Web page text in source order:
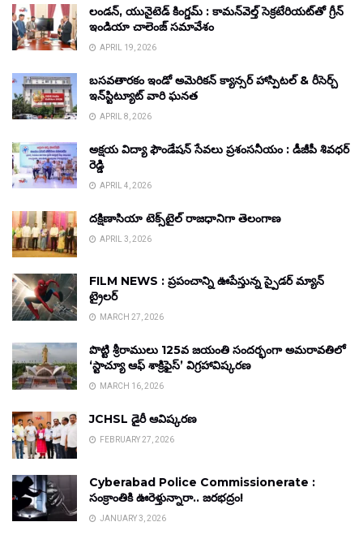
లండన్, యునైటెడ్ కింగ్డమ్ : కామన్‌వెల్త్ సెక్రటేరియట్‌తో గ్రీన్
ఇండియా చాలెంజ్ సమావేశం
APRIL 19, 2026
బసవతారకం ఇండో అమెరికన్ క్యాన్సర్ హాస్పిటల్ & రీసెర్చ్
ఇన్‌స్టిట్యూట్ వారి ఘనత
APRIL 8, 2026
అక్షయ విద్యా ఫౌండేషన్ సేవలు ప్రశంసనీయం : డీజీపీ శివధర్
రెడ్డి
APRIL 4, 2026
దక్షిణాసియా టెక్స్‌టైల్ రాజధానిగా తెలంగాణ
APRIL 3, 2026
FILM NEWS : ప్రపంచాన్ని ఊపేస్తున్న స్పైడర్ మ్యాన్
ట్రైలర్
MARCH 27, 2026
పొట్టి శ్రీరాములు 125వ జయంతి సందర్భంగా అమరావతిలో
‘స్టాచ్యూ ఆఫ్ శాక్రిఫైస్’ విగ్రహావిష్కరణ
MARCH 16, 2026
JCHSL డైరీ ఆవిష్కరణ
FEBRUARY 27, 2026
Cyberabad Police Commissionerate :
సంక్రాంతికి ఊరెళ్తున్నారా.. జరభద్రం!
JANUARY 3, 2026